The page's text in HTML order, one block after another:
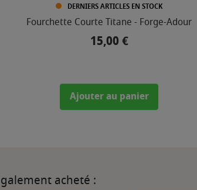
DERNIERS ARTICLES EN STOCK
Fourchette Courte Titane - Forge-Adour
Prix
15,00 €
Ajouter au panier
acheté :